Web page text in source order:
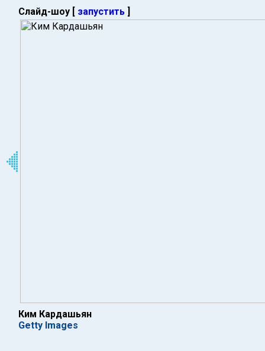
Слайд-шоу [ запустить ]
Ким Кардашьян
Getty Images